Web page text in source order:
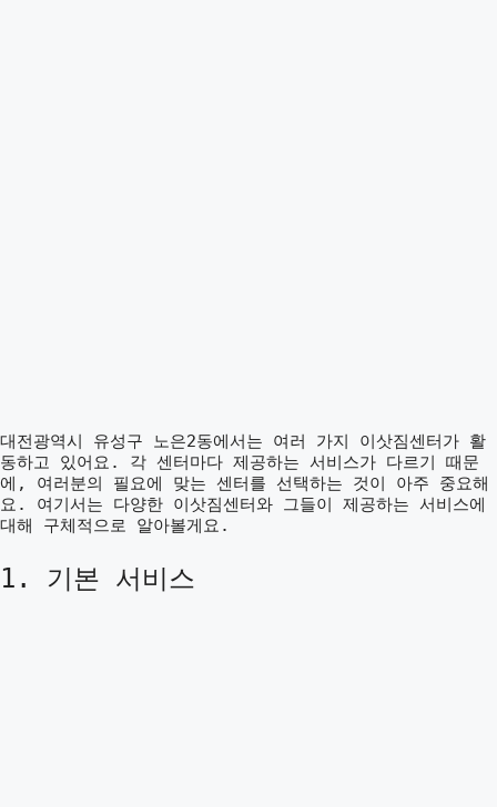
대전광역시 유성구 노은2동에서는 여러 가지 이삿짐센터가 활
동하고 있어요. 각 센터마다 제공하는 서비스가 다르기 때문
에, 여러분의 필요에 맞는 센터를 선택하는 것이 아주 중요해
요. 여기서는 다양한 이삿짐센터와 그들이 제공하는 서비스에
대해 구체적으로 알아볼게요.
1. 기본 서비스